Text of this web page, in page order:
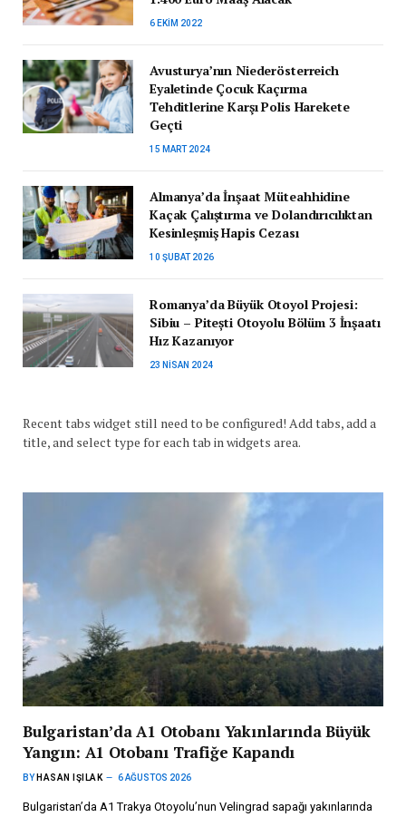
6 EKIM 2022
Avusturya’nın Niederösterreich
Eyaletinde Çocuk Kaçırma
Tehditlerine Karşı Polis Harekete
Geçti
15 MART 2024
Almanya’da İnşaat Müteahhidine
Kaçak Çalıştırma ve Dolandırıcılıktan
Kesinleşmiş Hapis Cezası
10 ŞUBAT 2026
Romanya’da Büyük Otoyol Projesi:
Sibiu – Pitești Otoyolu Bölüm 3 İnşaatı
Hız Kazanıyor
23 NISAN 2024
Recent tabs widget still need to be configured! Add tabs, add a
title, and select type for each tab in widgets area.
Bulgaristan’da A1 Otobanı Yakınlarında Büyük
Yangın: A1 Otobanı Trafiğe Kapandı
BY HASAN IŞILAK 6 AĞUSTOS 2026
Bulgaristan’da A1 Trakya Otoyolu’nun Velingrad sapağı yakınlarında